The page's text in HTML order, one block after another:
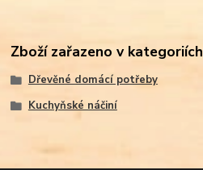
Zboží zařazeno v kategoriích
Dřevěné domácí potřeby
Kuchyňské náčiní